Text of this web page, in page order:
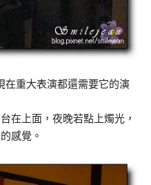
在重大表演都還需要它的演
在上面，夜晚若點上燭光，
感覺。